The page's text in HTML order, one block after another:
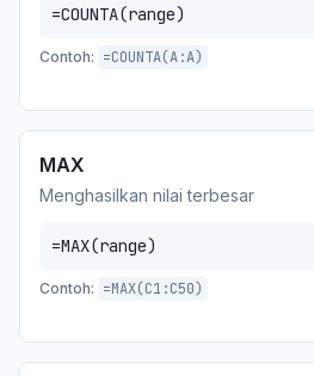
=COUNTA(range)
Contoh: =COUNTA(A:A)
MAX
Menghasilkan nilai terbesar
=MAX(range)
Contoh: =MAX(C1:C50)